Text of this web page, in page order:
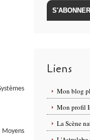
Liens
Mon blog
Mon profil
La Scène